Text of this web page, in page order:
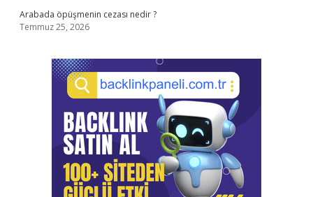
Arabada öpüşmenin cezası nedir ?
Temmuz 25, 2026